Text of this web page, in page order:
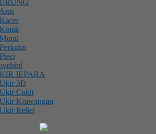
JEPARA
3D
Cukit
Krawangan
Relief